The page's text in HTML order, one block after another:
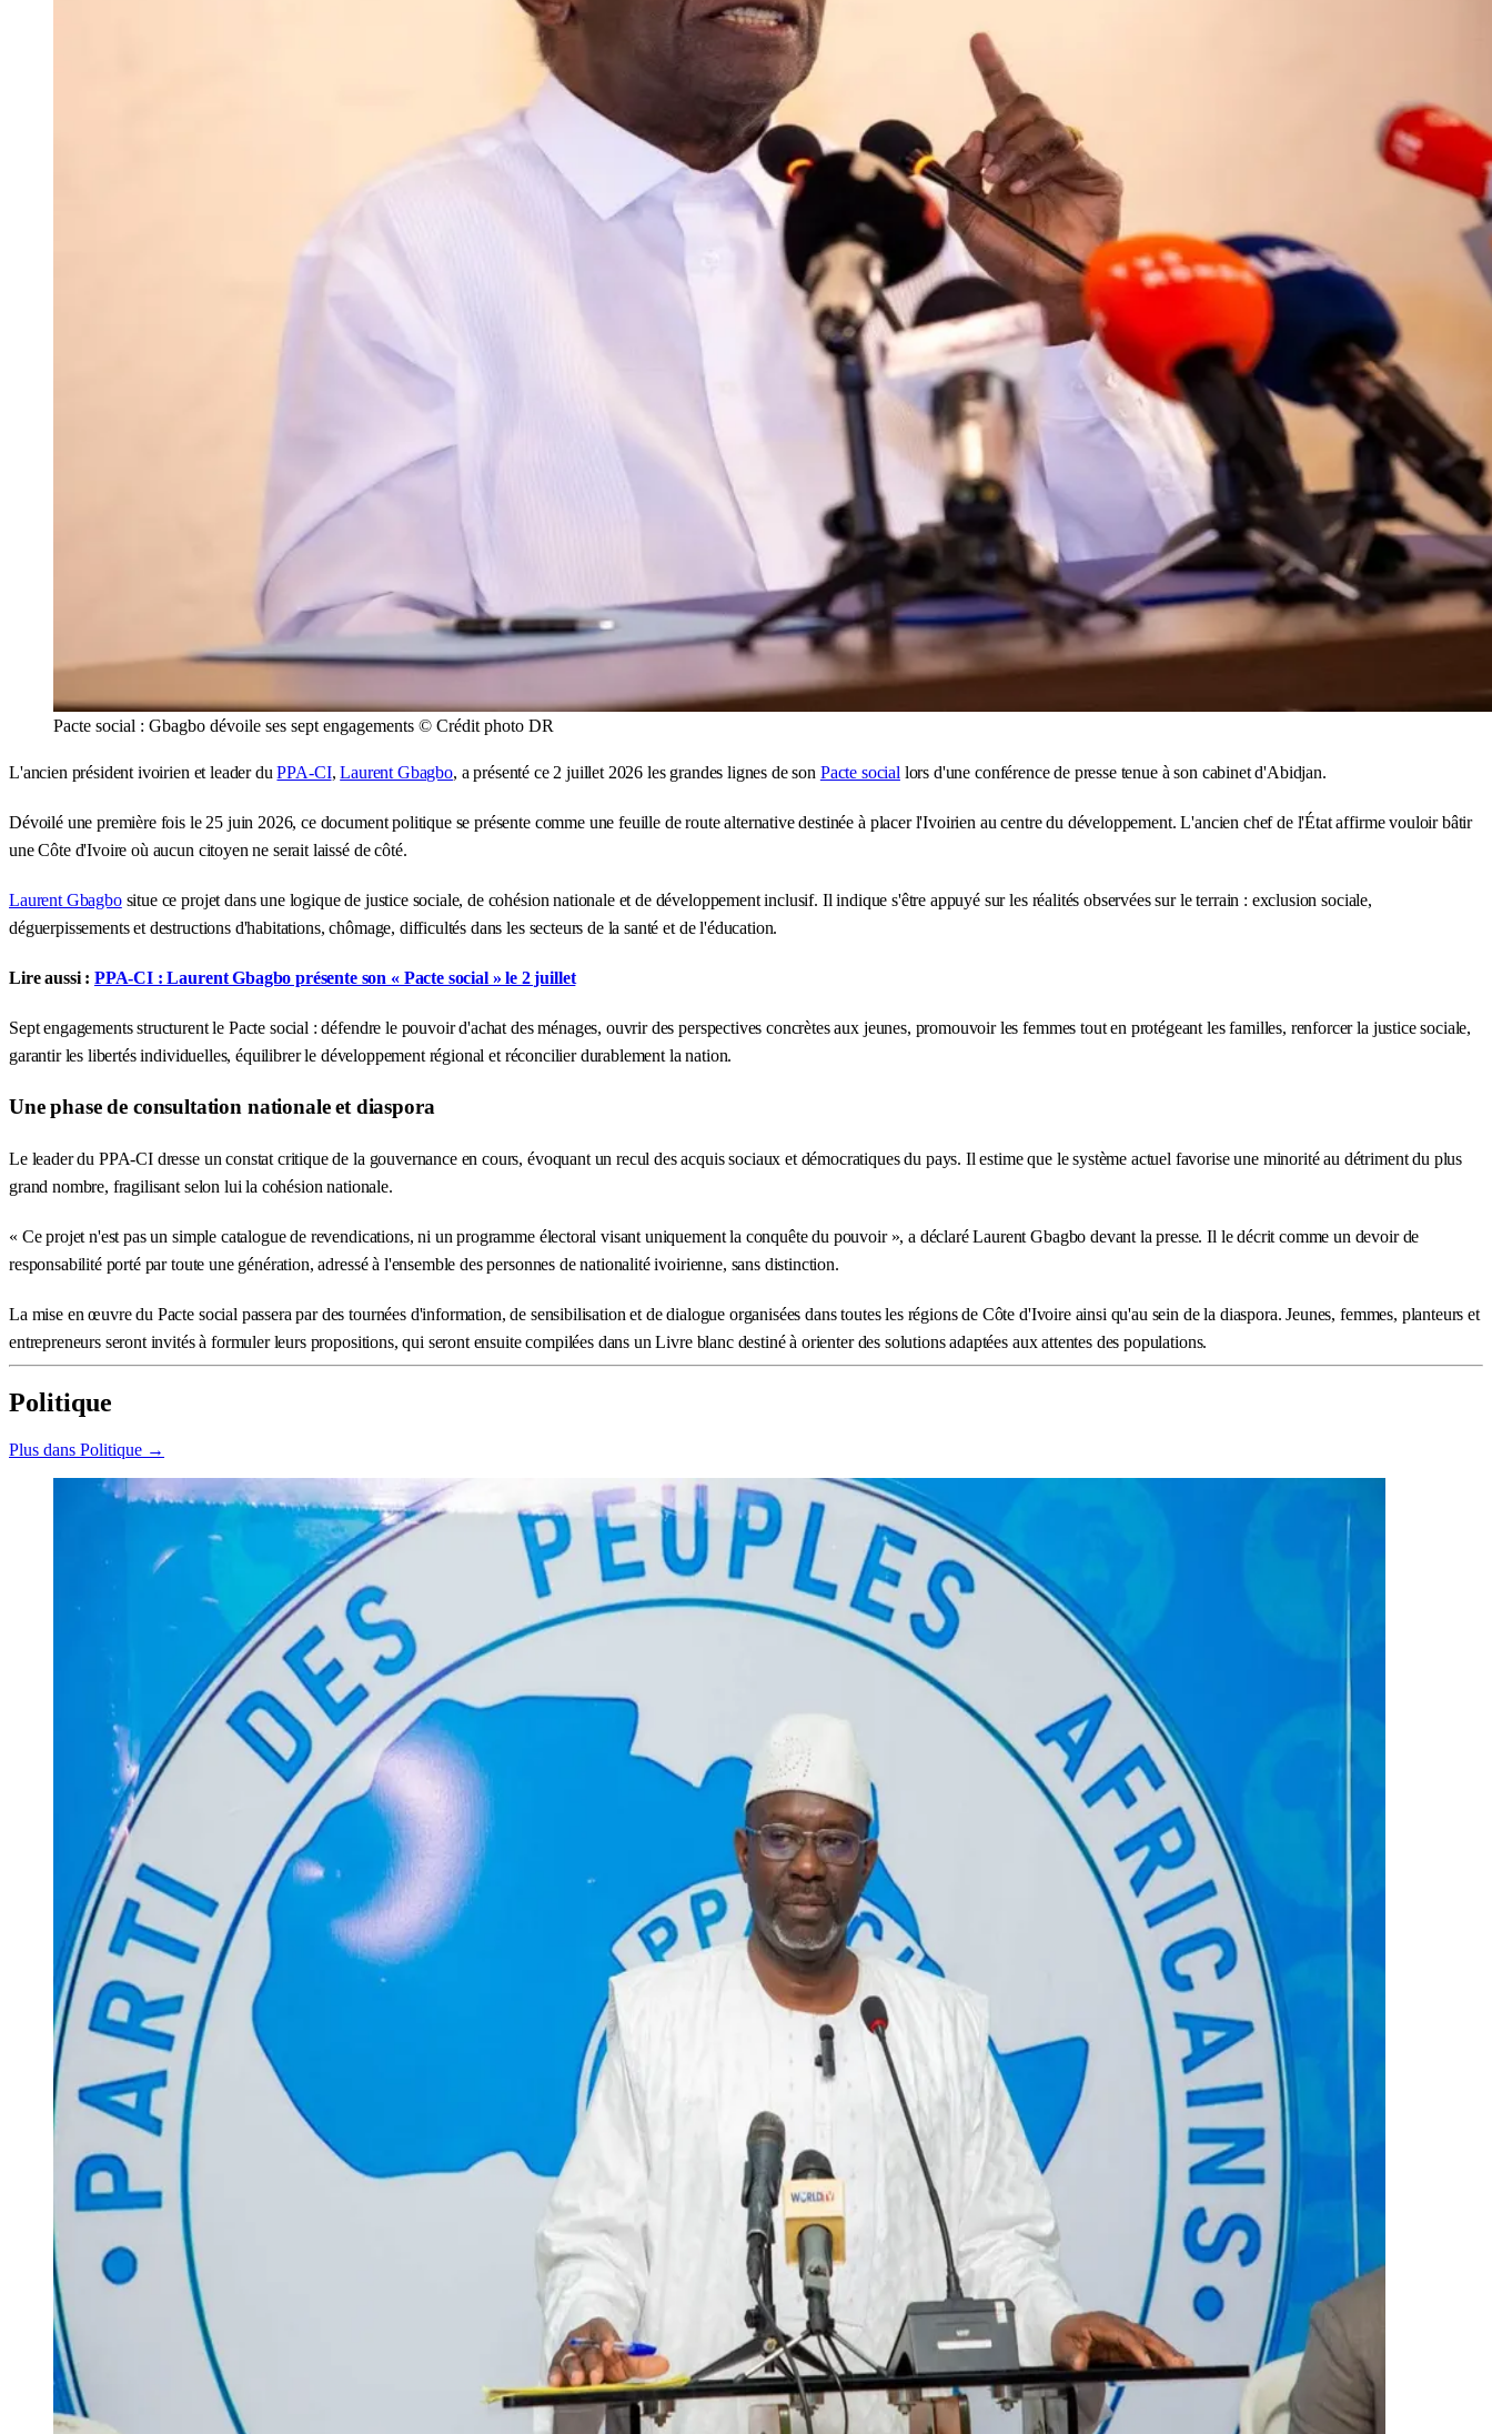
Pacte social : Gbagbo dévoile ses sept engagements © Crédit photo DR
L'ancien président ivoirien et leader duPPA-CI,Laurent Gbagbo, a présenté ce 2 juillet 2026 les grandes lignes de son Pacte social lors d'une conférence de presse tenue à son cabinet d'Abidjan.
Dévoilé une première fois le 25 juin 2026, ce document politique se présente comme une feuille de route alternative destinée à placer l'Ivoirien au centre du développement. L'ancien chef de l'État affirme vouloir bâtir
une Côte d'Ivoire où aucun citoyen ne serait laissé de côté.
Laurent Gbagbositue ce projet dans une logique de justice sociale, de cohésion nationale et de développement inclusif. Il indique s'être appuyé sur les réalités observées sur le terrain : exclusion sociale,
déguerpissements et destructions d'habitations, chômage, difficultés dans les secteurs de la santé et de l'éducation.
Lire aussi : PPA-CI : Laurent Gbagbo présente son « Pacte social » le 2 juillet
Sept engagements structurent le Pacte social : défendre le pouvoir d'achat des ménages, ouvrir des perspectives concrètes aux jeunes, promouvoir les femmes tout en protégeant les familles, renforcer la justice sociale,
garantir les libertés individuelles, équilibrer le développement régional et réconcilier durablement la nation.
Une phase de consultation nationale et diaspora
Le leader du PPA-CI dresse un constat critique de la gouvernance en cours, évoquant un recul des acquis sociaux et démocratiques du pays. Il estime que le système actuel favorise une minorité au détriment du plus
grand nombre, fragilisant selon lui la cohésion nationale.
« Ce projet n'est pas un simple catalogue de revendications, ni un programme électoral visant uniquement la conquête du pouvoir », a déclaré Laurent Gbagbo devant la presse. Il le décrit comme un devoir de
responsabilité porté par toute une génération, adressé à l'ensemble des personnes de nationalité ivoirienne, sans distinction.
La mise en œuvre du Pacte social passera par des tournées d'information, de sensibilisation et de dialogue organisées dans toutes les régions de Côte d'Ivoire ainsi qu'au sein de la diaspora. Jeunes, femmes, planteurs et
entrepreneurs seront invités à formuler leurs propositions, qui seront ensuite compilées dans un Livre blanc destiné à orienter des solutions adaptées aux attentes des populations.
Politique
Plus dans Politique →